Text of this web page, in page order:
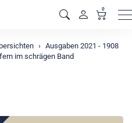
0
Ausgaben 2021 - 1908
im schrägen Band